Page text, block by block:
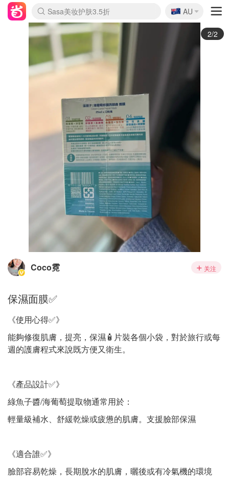
lululemon折扣上新
Sasa美妆护肤3.5折
SSENSE年中2.5折
FreshBeauty好价汇总
Cettire降价+叠9折
WWS Coles超市实拍
viagogo二手票捡漏
Myer超级周末
The Outnet奢牌1折起
David Jones 3折起
Flannels大牌1折
Perfumes Club护肤1折
AMIRO面罩$251
Amazon折扣汇总
eToro入金$200送$50
Amazon数码好物
ICONIC本周7.5折
ThedoubleF高奢地板价
Moose Knuckles 6折
EUFY摄像头$98
Selenichast首饰2折
Trip机票酒店促销
YSL送5件彩妆礼
Amazon家居好物
Amazon美妆护肤
雅漾大喷$8
过敏原检测盒$33
科颜氏高保湿面霜$29
SEALIFE海洋馆门票6折
丝塔芙大白罐$16
订阅Newsletter送香薰
Cult Beauty 6.8折
Harrods圣诞日历$525
LN-CC奢牌私促3折
d'Alba空姐喷雾$16
EVE LOM套装£56
Bernardelli独家4折
Adore Beauty 6折起
CT圣诞日历
Mytheresa奢品2.7折
Luxury Escapes 9折
Currentbody美容仪$881
MOON Garden Live
Roborock扫地机$649
Tingo Life水杯$24
Valentino官网5折
CR洗护套装$23
修丽可4件套$159
Myer彩妆2件7折
GANNI官网4.5折
Stylevana韩妆4折
Tessabit高奢8.5折
OGX洗发水$11
Amazon阿德莱德次日达
卡诗8.5折+赠礼
Philips Hue灯具8折
🇦🇺
AU
1/2
Coco霓 关注
保濕面膜✅
《使用心得✅》
能夠修復肌膚，提亮，保濕🧴片裝各個小袋，對於旅行或每
週的護膚程式來說既方便又衛生。
《產品設計✅》
綠魚子醬/海葡萄提取物通常用於：
輕量級補水、舒緩乾燥或疲憊的肌膚。支援臉部保濕
《適合誰✅》
臉部容易乾燥，長期脫水的肌膚，曬後或有冷氣機的環境